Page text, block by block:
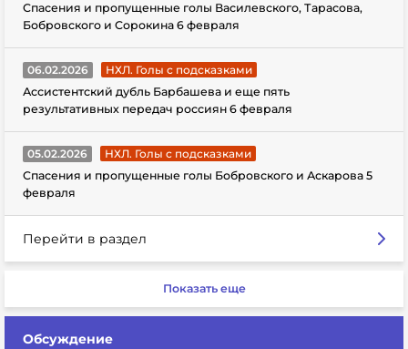
Спасения и пропущенные голы Василевского, Тарасова,
Бобровского и Сорокина 6 февраля
06.02.2026
НХЛ. Голы с подсказками
Ассистентский дубль Барбашева и еще пять
результативных передач россиян 6 февраля
05.02.2026
НХЛ. Голы с подсказками
Спасения и пропущенные голы Бобровского и Аскарова 5
февраля
Перейти в раздел
Показать еще
Обсуждение